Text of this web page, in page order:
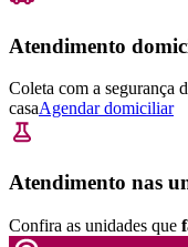
Atendimento
Coleta com a segurança
casaAgendar domiciliar
Atendimento nas
Confira as unidades que